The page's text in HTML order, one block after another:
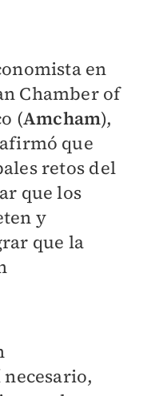
en
Chamber of
(Amcham),
que
retos del
que los
y
que la